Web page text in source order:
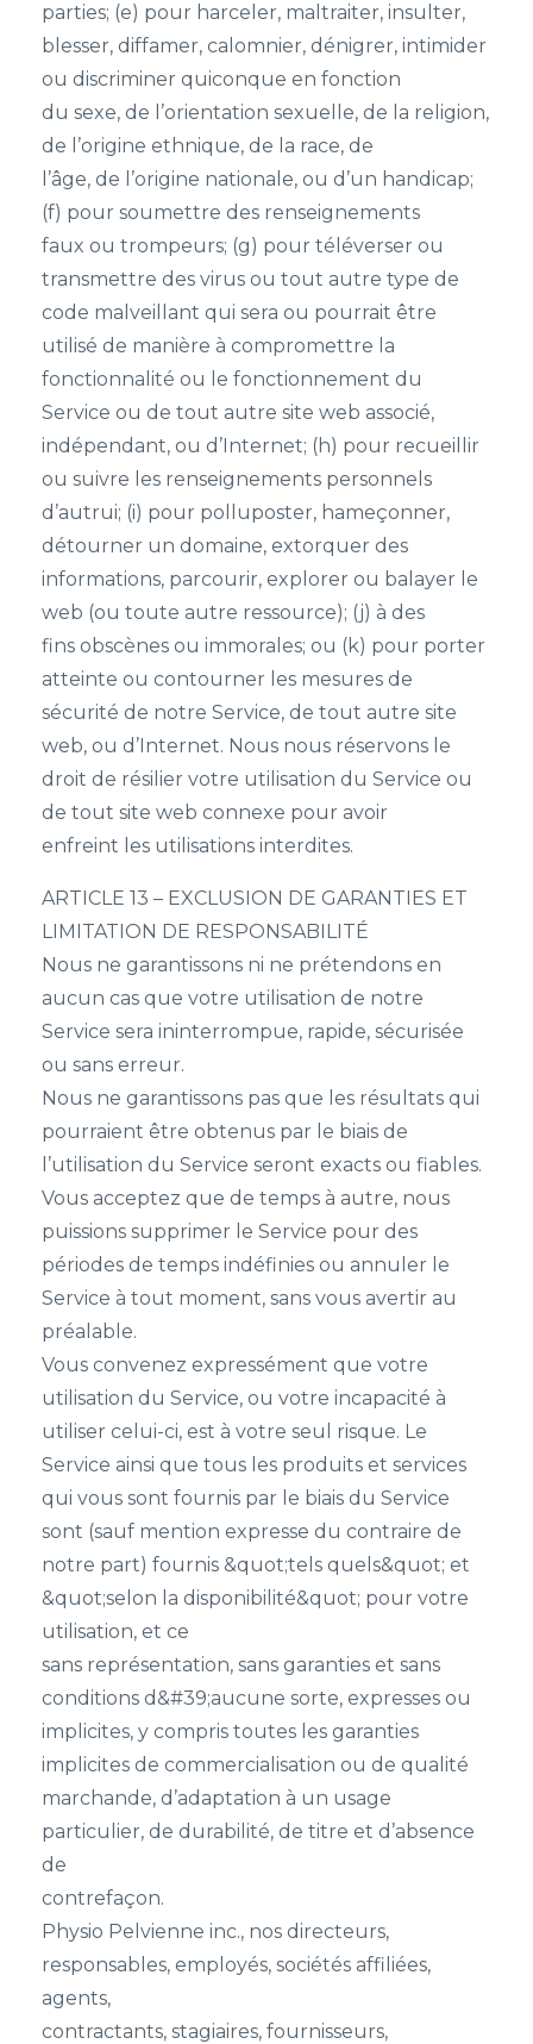
parties; (e) pour harceler, maltraiter, insulter,
blesser, diffamer, calomnier, dénigrer, intimider
ou discriminer quiconque en fonction
du sexe, de l’orientation sexuelle, de la religion,
de l’origine ethnique, de la race, de
l’âge, de l’origine nationale, ou d’un handicap;
(f) pour soumettre des renseignements
faux ou trompeurs; (g) pour téléverser ou
transmettre des virus ou tout autre type de
code malveillant qui sera ou pourrait être
utilisé de manière à compromettre la
fonctionnalité ou le fonctionnement du
Service ou de tout autre site web associé,
indépendant, ou d’Internet; (h) pour recueillir
ou suivre les renseignements personnels
d’autrui; (i) pour polluposter, hameçonner,
détourner un domaine, extorquer des
informations, parcourir, explorer ou balayer le
web (ou toute autre ressource); (j) à des
fins obscènes ou immorales; ou (k) pour porter
atteinte ou contourner les mesures de
sécurité de notre Service, de tout autre site
web, ou d’Internet. Nous nous réservons le
droit de résilier votre utilisation du Service ou
de tout site web connexe pour avoir
enfreint les utilisations interdites.
ARTICLE 13 – EXCLUSION DE GARANTIES ET
LIMITATION DE RESPONSABILITÉ
Nous ne garantissons ni ne prétendons en
aucun cas que votre utilisation de notre
Service sera ininterrompue, rapide, sécurisée
ou sans erreur.
Nous ne garantissons pas que les résultats qui
pourraient être obtenus par le biais de
l’utilisation du Service seront exacts ou fiables.
Vous acceptez que de temps à autre, nous
puissions supprimer le Service pour des
périodes de temps indéfinies ou annuler le
Service à tout moment, sans vous avertir au
préalable.
Vous convenez expressément que votre
utilisation du Service, ou votre incapacité à
utiliser celui-ci, est à votre seul risque. Le
Service ainsi que tous les produits et services
qui vous sont fournis par le biais du Service
sont (sauf mention expresse du contraire de
notre part) fournis &quot;tels quels&quot; et
&quot;selon la disponibilité&quot; pour votre
utilisation, et ce
sans représentation, sans garanties et sans
conditions d&#39;aucune sorte, expresses ou
implicites, y compris toutes les garanties
implicites de commercialisation ou de qualité
marchande, d’adaptation à un usage
particulier, de durabilité, de titre et d’absence
de
contrefaçon.
Physio Pelvienne inc., nos directeurs,
responsables, employés, sociétés affiliées,
agents,
contractants, stagiaires, fournisseurs,